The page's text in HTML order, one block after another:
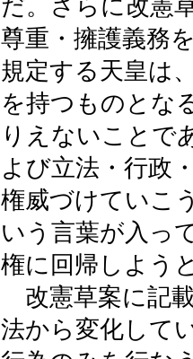
だ。さらに改憲
尊重・擁護義務
規定する天皇は
を持つものとな
りえないことで
よび立法・行政
権威づけていこ
いう言葉が入っ
権に回帰しよう
改憲草案に記
法から変化して